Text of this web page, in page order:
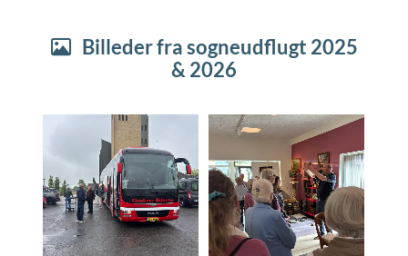
Billeder fra sogneudflugt 2025
& 2026